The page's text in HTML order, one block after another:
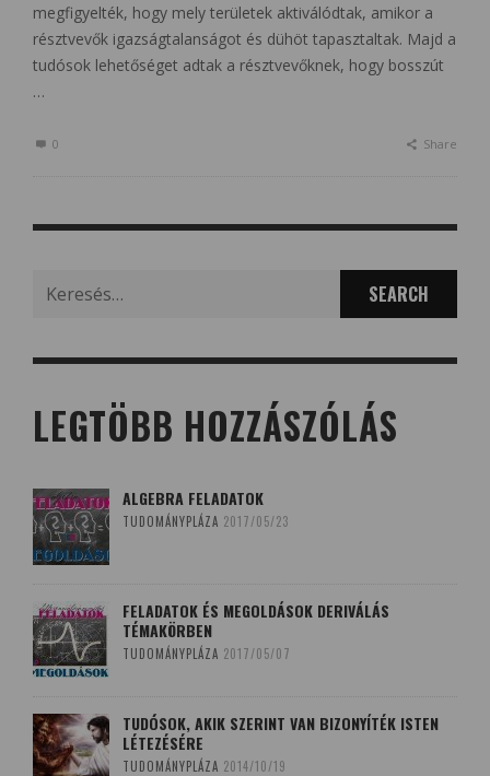
megfigyelték, hogy mely területek aktiválódtak, amikor a
résztvevők igazságtalanságot és dühöt tapasztaltak. Majd a
tudósok lehetőséget adtak a résztvevőknek, hogy bosszút
…
0 Share
for:
LEGTÖBB HOZZÁSZÓLÁS
ALGEBRA FELADATOK
TUDOMÁNYPLÁZA 2017/05/23
FELADATOK ÉS MEGOLDÁSOK DERIVÁLÁS
TÉMAKÖRBEN
TUDOMÁNYPLÁZA 2017/05/07
TUDÓSOK, AKIK SZERINT VAN BIZONYÍTÉK ISTEN
LÉTEZÉSÉRE
TUDOMÁNYPLÁZA 2014/10/19